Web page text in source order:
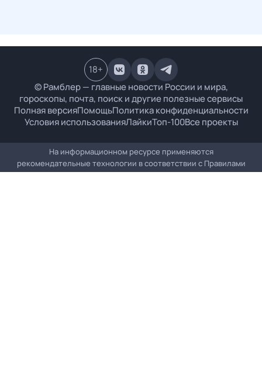
© Рамблер — главные новости России и мира,
гороскопы, почта, поиск и другие полезные сервисы
Полная версияПомощьПолитика конфиденциальности
Условия использованияЛайкиТоп-100Все проекты
18+
На информационном ресурсе применяются
рекомендательные технологии в соответствии с Правилами